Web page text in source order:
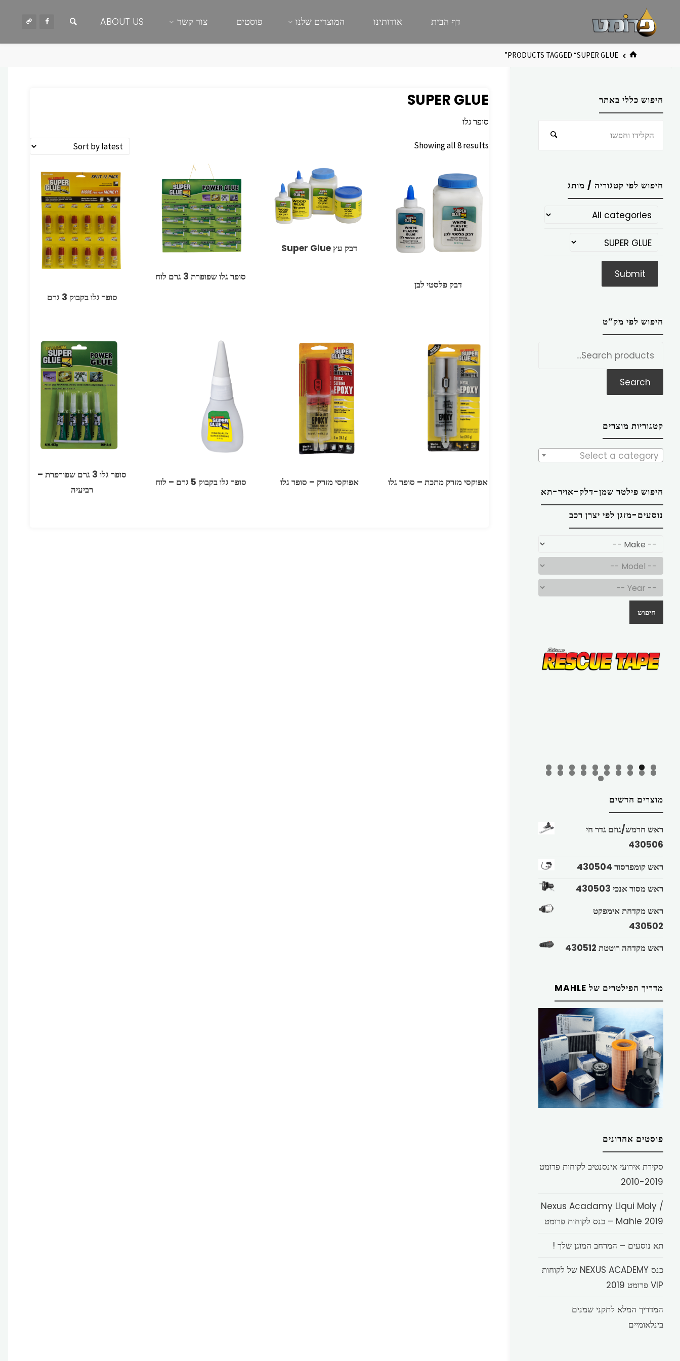
דף הבית אודותינו המוצרים שלנו פוסטים צור קשר ABOUT US
בית
SUPER GLUE
סופר גלו
Showing all 8 results
דבק פלסטי לבן
דבק עץ Super Glue
סופר גלו שפופרת 3 גרם לוח
סופר גלו בקבוק 3 גרם
אפוקסי מזרק מתכת – סופר גלו אפוקסי מזרק – סופר גלו סופר גלו בקבוק 5 גרם – לוח
סופר גלו ‏3 גרם שפורפרת –
רביעיה
חיפוש כללי באתר
חיפוש
חיפוש לפי קטגוריה / מותג
חיפוש לפי מק”ט
Search
קטגוריות מוצרים
Select a category
חיפוש פילטר שמן-דלק-אויר-תא
נוסעים-מזגן לפי יצרן רכב
חיפוש
מוצרים חדשים
ראש חרמש/גוזם גדר חי
430506
ראש קומפרסור 430504
ראש מסור אנכי 430503
ראש מקדחת אימפקט
430502
ראש מקדחה רוטטת 430512
מדריך הפילטרים של MAHLE
פוסטים אחרונים
סקירת אירועי אינסנטיב לקוחות פרומט
2010-2019
Nexus Acadamy Liqui Moly /
Mahle 2019 – כנס לקוחות פרומט
תא נוסעים – המרחב המוגן שלך !
כנס NEXUS ACADEMY של לקוחות
VIP פרומט 2019
המדריך המלא לתקני שמנים
בינלאומיים